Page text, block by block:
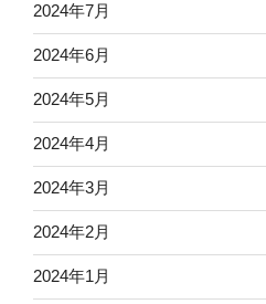
2024年7月
2024年6月
2024年5月
2024年4月
2024年3月
2024年2月
2024年1月